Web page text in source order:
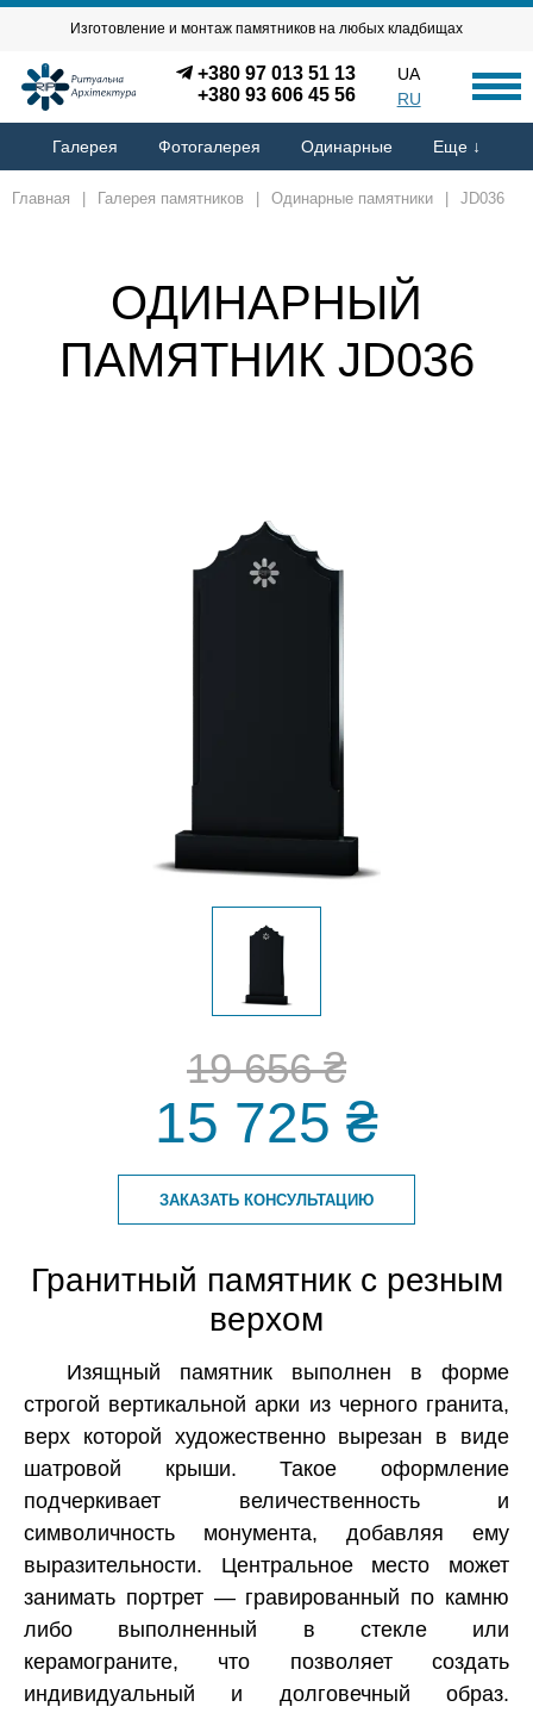
Изготовление и монтаж памятников на любых кладбищах
+380 97 013 51 13
+380 93 606 45 56
UA
RU
Галерея Фотогалерея Одинарные Еще ↓
Главная Галерея памятников Одинарные памятники JD036
ОДИНАРНЫЙ
ПАМЯТНИК JD036
19 656 ₴
15 725 ₴
ЗАКАЗАТЬ КОНСУЛЬТАЦИЮ
Гранитный памятник с резным
верхом
Изящный памятник выполнен в форме
строгой вертикальной арки из черного гранита,
верх которой художественно вырезан в виде
шатровой крыши. Такое оформление
подчеркивает величественность и
символичность монумента, добавляя ему
выразительности. Центральное место может
занимать портрет — гравированный по камню
либо выполненный в стекле или
керамограните, что позволяет создать
индивидуальный и долговечный образ.